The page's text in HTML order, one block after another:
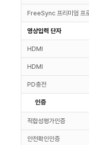
FreeSync 프리미엄 프
영상입력 단자
HDMI
HDMI
PD충전
인증
적합성평가인증
안전확인인증